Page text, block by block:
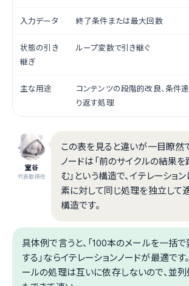
入力データ 終了条件または最大回数
状態の引き
継ぎ
ループ変数で引き継ぐ
主な用途
コンテンツの段階的改良、条件
り返す処理
室谷
代表取締役
この表を見ると違いが一目瞭然
ノードは「前のサイクルの結果
む」という構造で、イテレーショ
素に対して同じ処理を独立して
構造です。
具体例で言うと、「100本のメールを一括
する」ならイテレーションノードが最適です
ールの処理は互いに依存しないので、並